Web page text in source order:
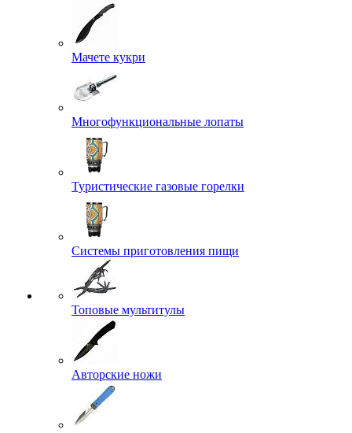
Мачете кукри
Многофункциональные лопаты
Туристические газовые горелки
Системы приготовления пищи
Топовые мультитулы
Авторские ножи